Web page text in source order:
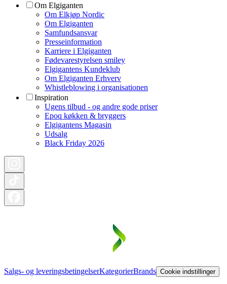
Om Elgiganten
Om Elkjøp Nordic
Om Elgiganten
Samfundsansvar
Presseinformation
Karriere i Elgiganten
Fødevarestyrelsen smiley
Elgigantens Kundeklub
Om Elgiganten Erhverv
Whistleblowing i organisationen
Inspiration
Ugens tilbud - og andre gode priser
Epoq køkken & bryggers
Elgigantens Magasin
Udsalg
Black Friday 2026
Salgs- og leveringsbetingelserKategorierBrands Cookie indstillinger